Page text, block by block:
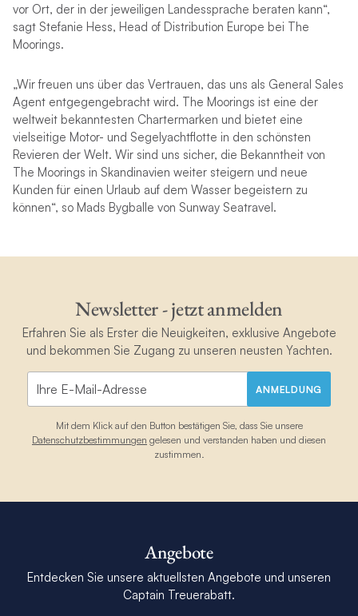
vor Ort, der in der jeweiligen Landessprache beraten kann“,
sagt Stefanie Hess, Head of Distribution Europe bei The
Moorings.
„Wir freuen uns über das Vertrauen, das uns als General Sales
Agent entgegengebracht wird. The Moorings ist eine der
weltweit bekanntesten Chartermarken und bietet eine
vielseitige Motor- und Segelyachtflotte in den schönsten
Revieren der Welt. Wir sind uns sicher, die Bekanntheit von
The Moorings in Skandinavien weiter steigern und neue
Kunden für einen Urlaub auf dem Wasser begeistern zu
können“, so Mads Bygballe von Sunway Seatravel.
Newsletter - jetzt anmelden
Erfahren Sie als Erster die Neuigkeiten, exklusive Angebote
und bekommen Sie Zugang zu unseren neusten Yachten.
ANMELDUNG
Mit dem Klick auf den Button bestätigen Sie, dass Sie unsere
Datenschutzbestimmungen gelesen und verstanden haben und diesen
zustimmen.
Angebote
Entdecken Sie unsere aktuellsten Angebote und unseren
Captain Treuerabatt.